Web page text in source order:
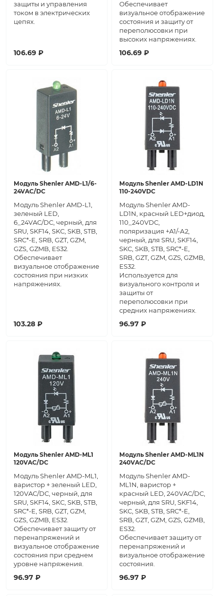
защиты и управления
током в электрических
цепях.
106.69 ₽
Обеспечивает
визуальное отображение
состояния и защиту от
переполюсовки при
высоких напряжениях.
106.69 ₽
Модуль Shenler AMD-L1/6-
24VAC/DC
Модуль Shenler AMD-L1,
зеленый LED,
6_24VAC/DC, черный, для
SRU, SKF14, SKC, SKB, STB,
SRC*-E, SRB, GZT, GZM,
GZS, GZMB, ES32.
Обеспечивает
визуальное отображение
состояния при низких
напряжениях.
103.28 ₽
Модуль Shenler AMD-LD1N
110-240VDC
Модуль Shenler AMD-
LD1N, красный LED+диод,
110_240VDC,
поляризация +А1/-А2,
черный, для SRU, SKF14,
SKC, SKB, STB, SRC*-E,
SRB, GZT, GZM, GZS, GZMB,
ES32.
Используется для
визуального контроля и
защиты от
переполюсовки при
средних напряжениях.
96.97 ₽
Модуль Shenler AMD-ML1
120VAC/DC
Модуль Shenler AMD-ML1,
варистор + зеленый LED,
120VAC/DC, черный, для
SRU, SKF14, SKC, SKB, STB,
SRC*-E, SRB, GZT, GZM,
GZS, GZMB, ES32.
Обеспечивает защиту от
перенапряжений и
визуальное отображение
состояния при среднем
уровне напряжения.
96.97 ₽
Модуль Shenler AMD-ML1N
240VAC/DC
Модуль Shenler AMD-
ML1N, варистор +
красный LED, 240VAC/DC,
черный, для SRU, SKF14,
SKC, SKB, STB, SRC*-E,
SRB, GZT, GZM, GZS, GZMB,
ES32.
Обеспечивает защиту от
перенапряжений и
визуальное отображение
состояния.
96.97 ₽